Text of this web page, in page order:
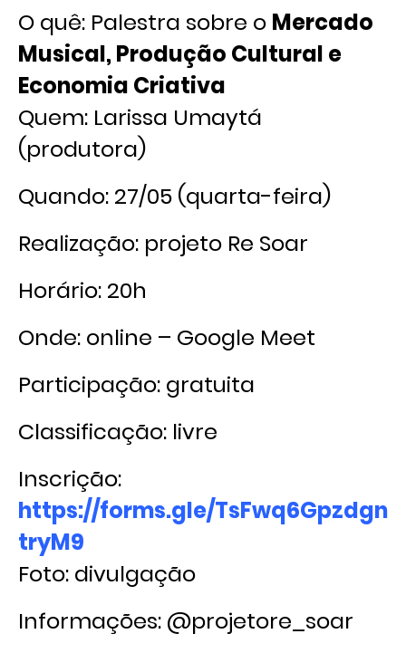
O quê: Palestra sobre o Mercado
Musical, Produção Cultural e
Economia Criativa
Quem: Larissa Umaytá
(produtora)
Quando: 27/05 (quarta-feira)
Realização: projeto Re Soar
Horário: 20h
Onde: online – Google Meet
Participação: gratuita
Classificação: livre
Inscrição:
https://forms.gle/TsFwq6Gpzdgn
tryM9
Foto: divulgação
Informações: @projetore_soar